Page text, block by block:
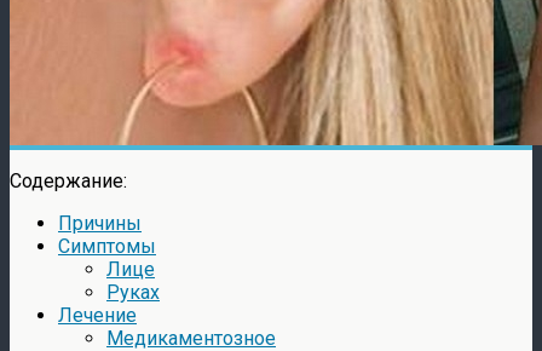
Содержание:
Причины
Симптомы
Лице
Руках
Лечение
Медикаментозное